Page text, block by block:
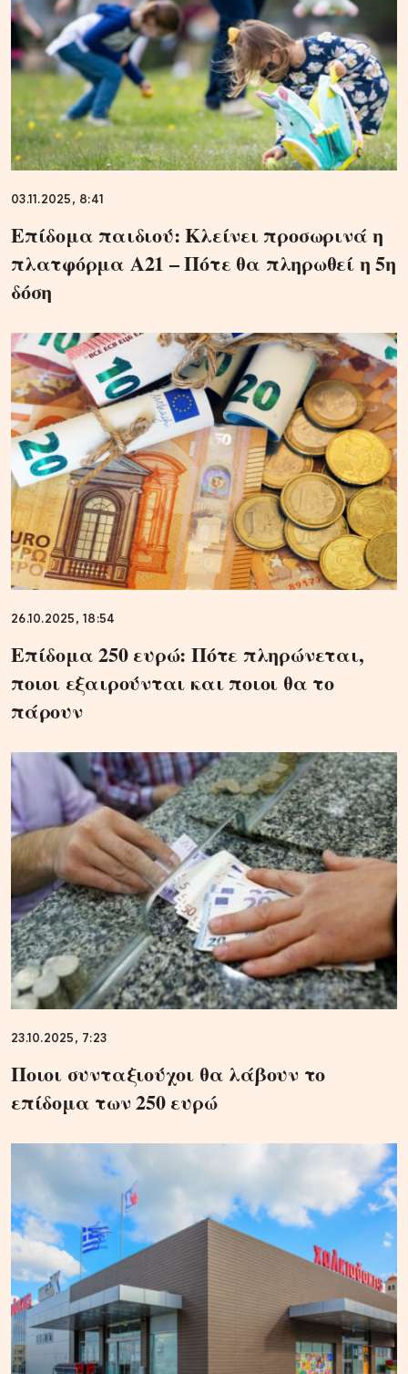
03.11.2025, 8:41
Επίδομα παιδιού: Κλείνει προσωρινά η
πλατφόρμα Α21 – Πότε θα πληρωθεί η 5η
δόση
26.10.2025, 18:54
Επίδομα 250 ευρώ: Πότε πληρώνεται,
ποιοι εξαιρούνται και ποιοι θα το
πάρουν
23.10.2025, 7:23
Ποιοι συνταξιούχοι θα λάβουν το
επίδομα των 250 ευρώ